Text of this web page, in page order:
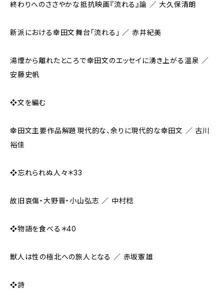
終わりへのささやかな抵抗――映画『流れる』論 ／ 大久保清朗
新派における幸田文――舞台「流れる」 ／ 赤井紀美
湯煙から離れたところで――幸田文のエッセイに湧き上がる温泉 ／
安藤史帆
❖文を編む
幸田文主要作品解題――現代的な、余りに現代的な幸田文 ／ 古川
裕佳
❖忘れられぬ人々＊33
故旧哀傷・大野晋・小山弘志 ／ 中村稔
❖物語を食べる＊40
獣人は性の極北への旅人となる ／ 赤坂憲雄
❖詩